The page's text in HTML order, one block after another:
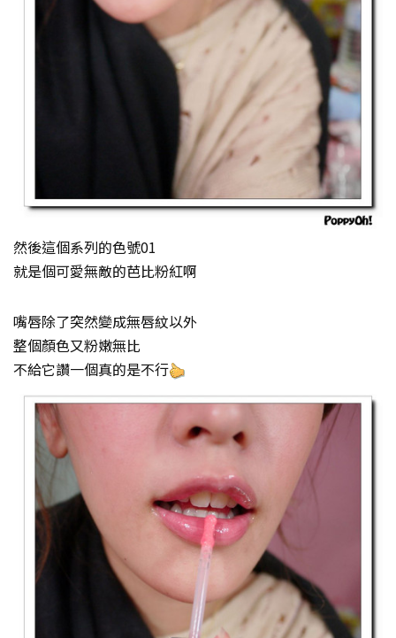
然後這個系列的色號01
就是個可愛無敵的芭比粉紅啊
嘴唇除了突然變成無唇紋以外
整個顏色又粉嫩無比
不給它讚一個真的是不行